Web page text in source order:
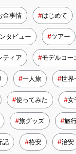
金事情 はじめて
タビュー ツアー
ティア モデルコー
一人旅 世界
使ってみた 女
旅グッズ 旅
記 格安 治安